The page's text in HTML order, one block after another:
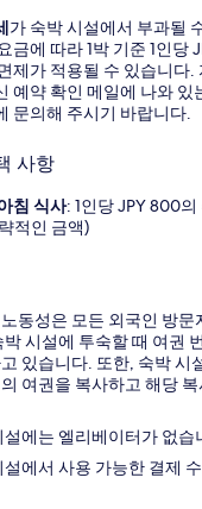
가 숙박 시설에서 부과될
금에 따라 1박 기준 1인당
제가 적용될 수 있습니다.
예약 확인 메일에 나와 있
문의해 주시기 바랍니다.
사항
침 식사: 1인당 JPY 800
적인 금액)
동성은 모든 외국인 방문
박 시설에 투숙할 때 여권
있습니다. 또한, 숙박 시
여권을 복사하고 해당
설에는 엘리베이터가 없습
설에서 사용 가능한 결제